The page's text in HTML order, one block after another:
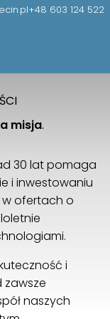
+48 603 124 522
misja.
30 lat pomaga
i inwestowaniu
w ofertach o
i
zawsze
naszych